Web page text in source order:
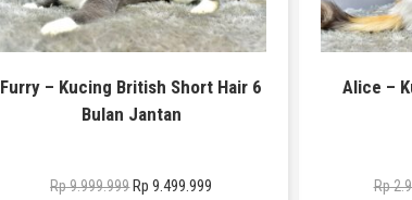
Furry – Kucing British Short Hair 6
Bulan Jantan
Rp9.999.999Rp 9.499.999
Alice –
Rp